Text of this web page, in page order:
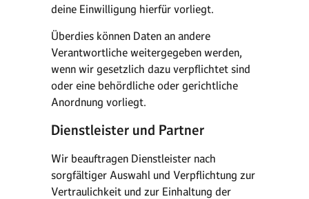
deine Einwilligung hierfür vorliegt.
Überdies können Daten an andere
Verantwortliche weitergegeben werden,
wenn wir gesetzlich dazu verpflichtet sind
oder eine behördliche oder gerichtliche
Anordnung vorliegt.
Dienstleister und Partner
Wir beauftragen Dienstleister nach
sorgfältiger Auswahl und Verpflichtung zur
Vertraulichkeit und zur Einhaltung der